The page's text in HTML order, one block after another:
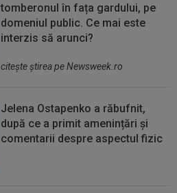
tomberonul în fața gardului, pe
domeniul public. Ce mai este
interzis să arunci?
citeşte ştirea pe Newsweek.ro
Jelena Ostapenko a răbufnit,
după ce a primit amenințări și
comentarii despre aspectul fizic